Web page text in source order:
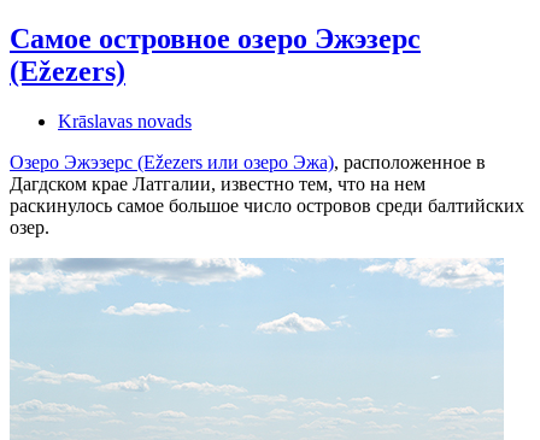
Самое островное озеро Эжэзерс
(Ežezers)
Krāslavas novads
Озеро Эжэзерс (Ežezers или озеро Эжа), расположенное в
Дагдском крае Латгалии, известно тем, что на нем
раскинулось самое большое число островов среди балтийских
озер.